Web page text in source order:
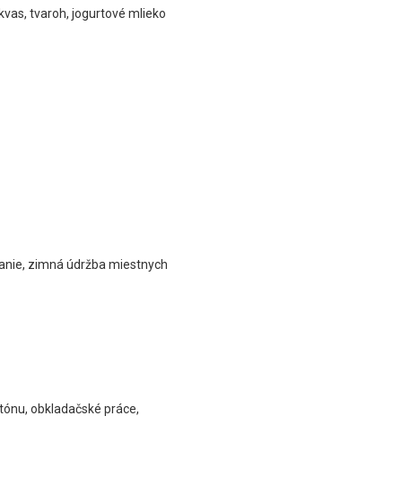
tvaroh, jogurtové mlieko
zimná údržba miestnych
obkladačské práce,